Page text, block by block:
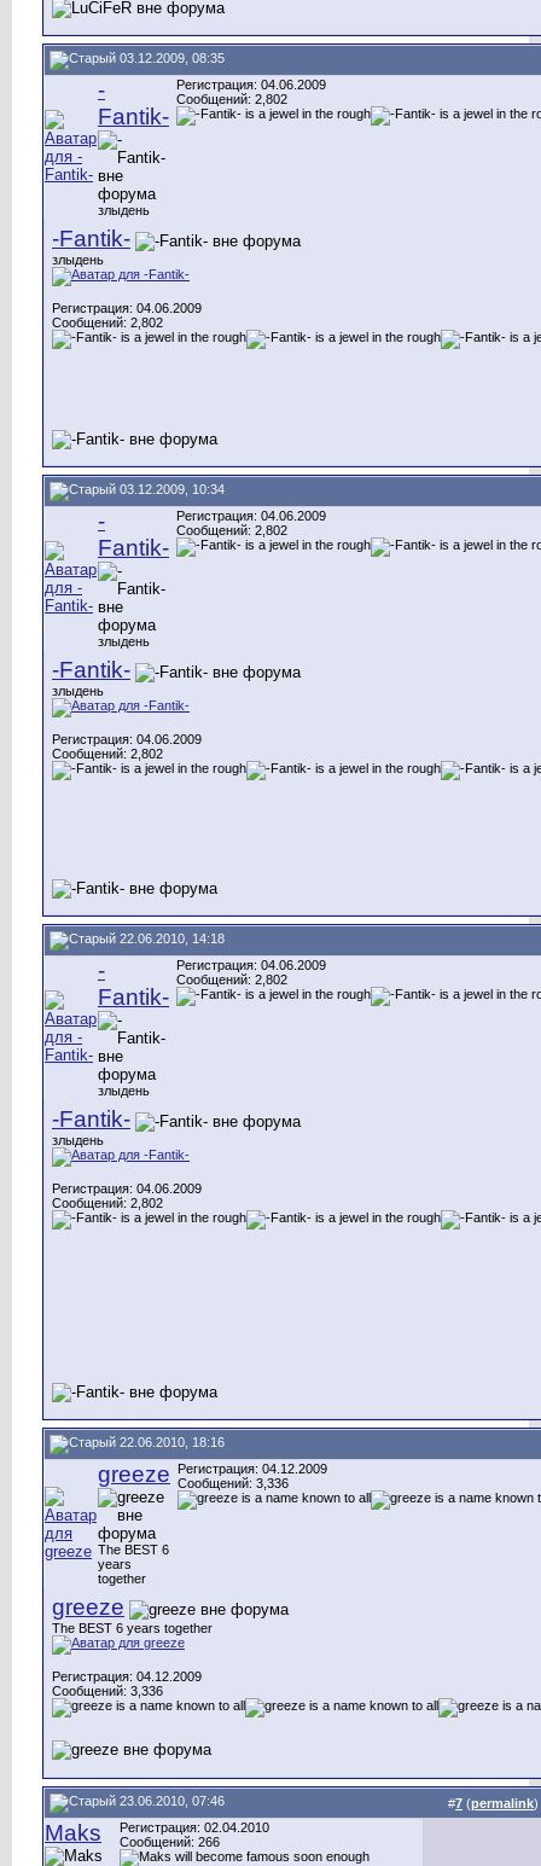
03.12.2009, 08:35
-
Fantik-
злыдень
Регистрация: 04.06.2009
Сообщений: 2,802
-Fantik-
злыдень
Регистрация: 04.06.2009
Сообщений: 2,802
03.12.2009, 10:34
-
Fantik-
злыдень
Регистрация: 04.06.2009
Сообщений: 2,802
-Fantik-
злыдень
Регистрация: 04.06.2009
Сообщений: 2,802
22.06.2010, 14:18
-
Fantik-
злыдень
Регистрация: 04.06.2009
Сообщений: 2,802
-Fantik-
злыдень
Регистрация: 04.06.2009
Сообщений: 2,802
22.06.2010, 18:16
greeze
The BEST 6
years
together
Регистрация: 04.12.2009
Сообщений: 3,336
greeze
The BEST 6 years together
Регистрация: 04.12.2009
Сообщений: 3,336
23.06.2010, 07:46 #7 (permalink)
Maks
Регистрация: 02.04.2010
Сообщений: 266